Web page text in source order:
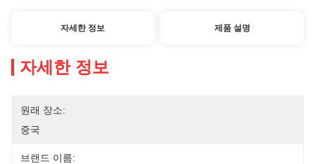
자세한 정보 제품 설명
자세한 정보
원래 장소:
중국
브랜드 이름: